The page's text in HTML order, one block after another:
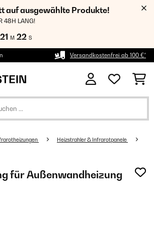
auf ausgewählte Produkte!
48H LANG!
21 M 21 S
Versandkostenfrei ab 100 €*
Heizstrahler & Infrarotpanele
für Außenwandheizung